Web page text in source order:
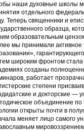
наши духовные школы
отдельного
Теперь священники и
образца,
образовательным
мы принимали активное
широким фронтом стала
созданы
работает
степени
и докторские —
объединение
открыты почти в
меняет лицо самого